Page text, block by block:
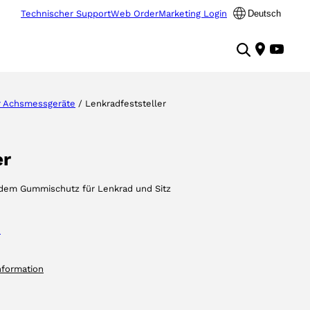
Technischer SupportWeb OrderMarketing Login Deutsch
Achsmessgeräte / Lenkradfeststeller
Gummischutz für Lenkrad und Sitz